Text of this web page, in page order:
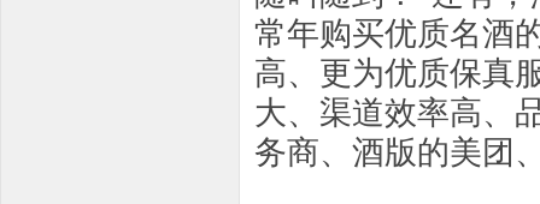
常年购买优质名酒
高、更为优质保真
大、渠道效率高、
务商、酒版的美团